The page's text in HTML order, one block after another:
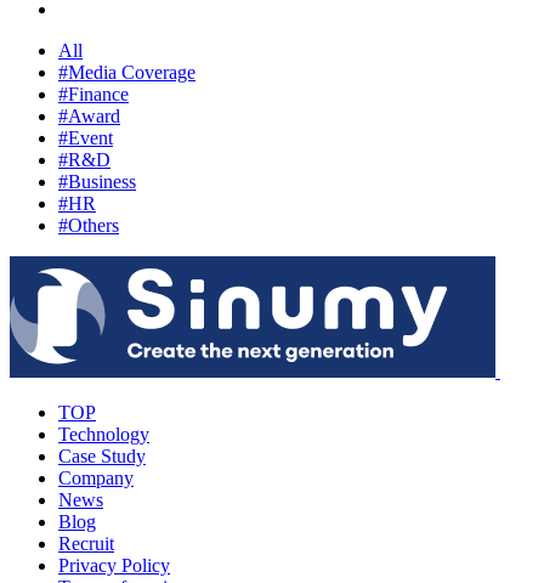
All
#Media Coverage
#Finance
#Award
#Event
#R&D
#Business
#HR
#Others
TOP
Technology
Case Study
Company
News
Blog
Recruit
Privacy Policy